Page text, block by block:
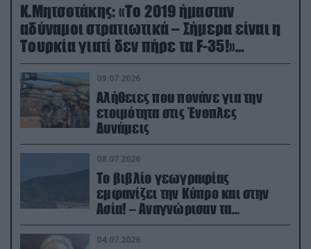
Κ.Μητσοτάκης: «Το 2019 ήμασταν
αδύναμοι στρατιωτικά – Σήμερα είναι η
Τουρκία γιατί δεν πήρε τα F-35!»
(βίντεο)
09.07.2026
Αλήθειες που πονάνε για την
ετοιμότητα στις Ένοπλες
Δυνάμεις
08.07.2026
Το βιβλίο γεωγραφίας
εμφανίζει την Κύπρο και στην
Ασία! – Αναγνώρισαν τα
κατεχόμενα; (φωτο)
04.07.2026